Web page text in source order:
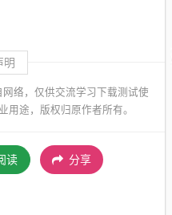
明
络，仅供交流学习下载测试使
用途，版权归原作者所有。
读 分享